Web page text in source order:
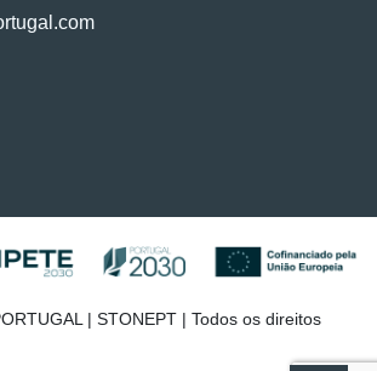
| STONEPT | Todos os direitos